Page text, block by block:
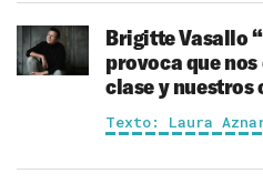
Brigitte Vasallo
provoca que
clase y nuestros
Texto: Laura